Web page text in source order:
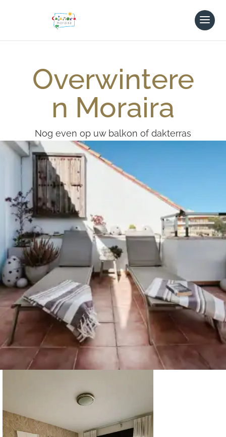
Overwintere
n Moraira
Nog even op uw balkon of dakterras
van lekkere tapas en een glas wijn
genieten terwijl uw kinderen lekker
nog even spelen in het zwembad…